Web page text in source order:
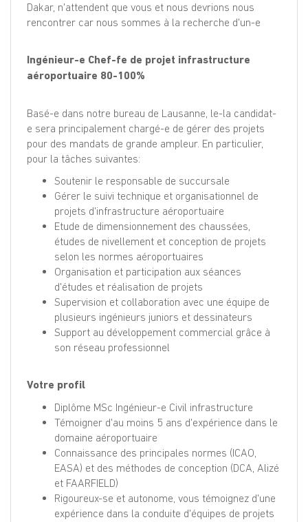
Dakar, n'attendent que vous et nous devrions nous
rencontrer car nous sommes à la recherche d'un-e
Ingénieur-e Chef-fe de projet infrastructure
aéroportuaire 80-100%
Basé-e dans notre bureau de Lausanne, le-la candidat-
e sera principalement chargé-e de gérer des projets
pour des mandats de grande ampleur. En particulier,
pour la tâches suivantes:
Soutenir le responsable de succursale
Gérer le suivi technique et organisationnel de
projets d'infrastructure aéroportuaire
Etude de dimensionnement des chaussées,
études de nivellement et conception de projets
selon les normes aéroportuaires
Organisation et participation aux séances
d'études et réalisation de projets
Supervision et collaboration avec une équipe de
plusieurs ingénieurs juniors et dessinateurs
Support au développement commercial grâce à
son réseau professionnel
Votre profil
Diplôme MSc Ingénieur-e Civil infrastructure
Témoigner d'au moins 5 ans d'expérience dans le
domaine aéroportuaire
Connaissance des principales normes (ICAO,
EASA) et des méthodes de conception (DCA, Alizé
et FAARFIELD)
Rigoureux-se et autonome, vous témoignez d'une
expérience dans la conduite d'équipes de projets